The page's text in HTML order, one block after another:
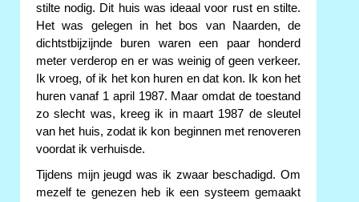
stilte nodig. Dit huis was ideaal voor rust en stilte.
Het was gelegen in het bos van Naarden, de
dichtstbijzijnde buren waren een paar honderd
meter verderop en er was weinig of geen verkeer.
Ik vroeg, of ik het kon huren en dat kon. Ik kon het
huren vanaf 1 april 1987. Maar omdat de toestand
zo slecht was, kreeg ik in maart 1987 de sleutel
van het huis, zodat ik kon beginnen met renoveren
voordat ik verhuisde.
Tijdens mijn jeugd was ik zwaar beschadigd. Om
mezelf te genezen heb ik een systeem gemaakt